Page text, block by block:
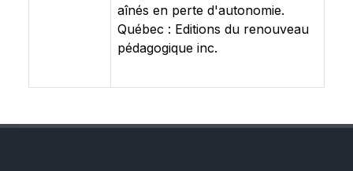
aînés en perte d'autonomie.
Québec : Editions du renouveau
pédagogique inc.